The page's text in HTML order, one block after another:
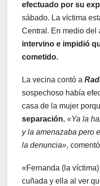
efectuado por su
sábado. La víctima
Central. En medio del
intervino e impidió
cometido.
La vecina contó a
sospechoso había
casa de la mujer
separación. «Ya la
y la amenazaba pero
la denuncia»,
«Fernanda (la
cuñada y ella al ver